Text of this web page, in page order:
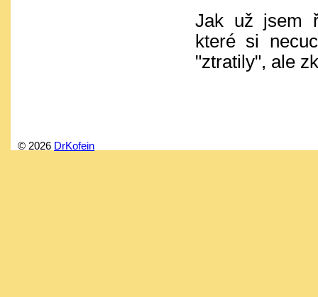
Jak už jsem
které si
"ztratily", ale
© 2026 DrKofein